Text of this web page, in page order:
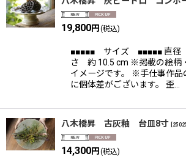
19,800円 (税込)
■■■■■ サイズ ■■■■■ 直径
さ 約 10.5 cm ※掲載の絵柄
イメージです。 ※手仕事作品
に個体差がございます。 歪…
八木橋昇 古灰釉 台皿8寸
14,300円 (税込)